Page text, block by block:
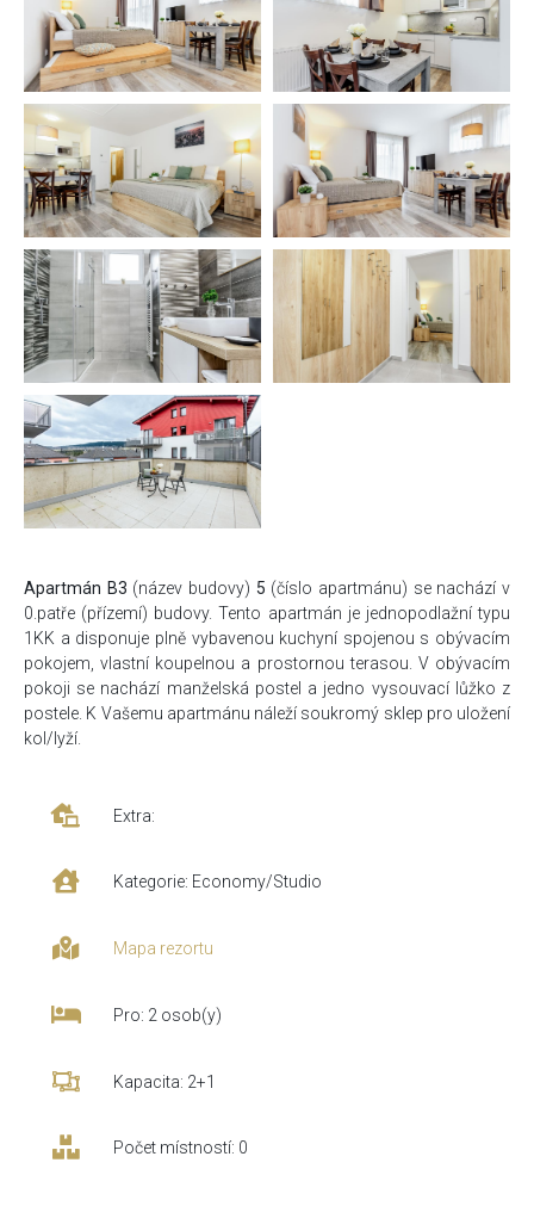
Apartmán B3 (název budovy) 5 (číslo apartmánu) se nachází v
0.patře (přízemí) budovy. Tento apartmán je jednopodlažní typu
1KK a disponuje plně vybavenou kuchyní spojenou s obývacím
pokojem, vlastní koupelnou a prostornou terasou. V obývacím
pokoji se nachází manželská postel a jedno vysouvací lůžko z
postele. K Vašemu apartmánu náleží soukromý sklep pro uložení
kol/lyží.
Extra:
Kategorie: Economy/Studio
Mapa rezortu
Pro: 2 osob(y)
Kapacita: 2+1
Počet místností: 0